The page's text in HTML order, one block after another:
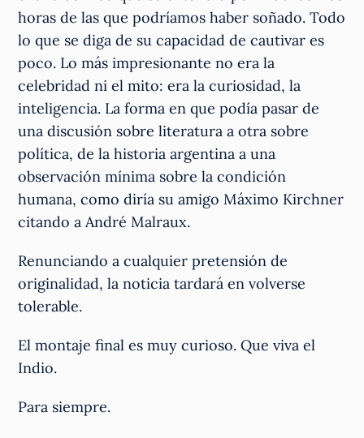
horas de las que podríamos haber soñado. Todo
lo que se diga de su capacidad de cautivar es
poco. Lo más impresionante no era la
celebridad ni el mito: era la curiosidad, la
inteligencia. La forma en que podía pasar de
una discusión sobre literatura a otra sobre
política, de la historia argentina a una
observación mínima sobre la condición
humana, como diría su amigo Máximo Kirchner
citando a André Malraux.
Renunciando a cualquier pretensión de
originalidad, la noticia tardará en volverse
tolerable.
El montaje final es muy curioso. Que viva el
Indio.
Para siempre.